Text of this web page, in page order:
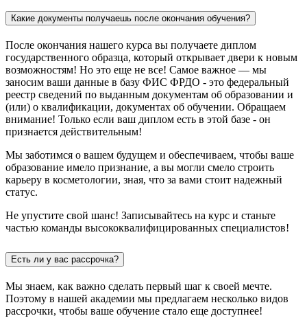
Какие документы получаешь после окончания обучения?
После окончания нашего курса вы получаете диплом
государственного образца, который открывает двери к новым
возможностям! Но это еще не все! Самое важное — мы
заносим ваши данные в базу ФИС ФРДО - это федеральный
реестр сведений по выданным документам об образовании и
(или) о квалификации, документах об обучении. Обращаем
внимание! Только если ваш диплом есть в этой базе - он
признается действительным!
Мы заботимся о вашем будущем и обеспечиваем, чтобы ваше
образование имело признание, а вы могли смело строить
карьеру в косметологии, зная, что за вами стоит надежный
статус.
Не упустите свой шанс! Записывайтесь на курс и станьте
частью команды высококвалифицированных специалистов!
Есть ли у вас рассрочка?
Мы знаем, как важно сделать первый шаг к своей мечте.
Поэтому в нашей академии мы предлагаем несколько видов
рассрочки, чтобы ваше обучение стало еще доступнее!